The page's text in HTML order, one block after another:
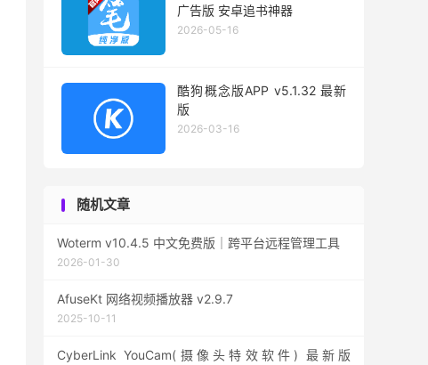
广告版 安卓追书神器
2026-05-16
酷狗概念版APP v5.1.32 最新
版
2026-03-16
随机文章
Woterm v10.4.5 中文免费版｜跨平台远程管理工具
2026-01-30
AfuseKt 网络视频播放器 v2.9.7
2025-10-11
CyberLink YouCam(摄像头特效软件) 最新版